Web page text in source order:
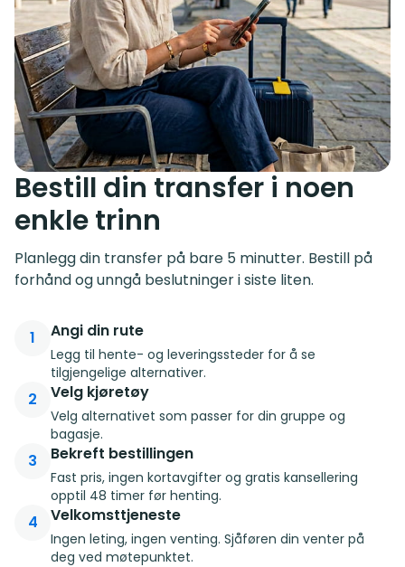
Bestill din transfer i noen
enkle trinn
Planlegg din transfer på bare 5 minutter. Bestill på
forhånd og unngå beslutninger i siste liten.
1 Angi din rute
Legg til hente- og leveringssteder for å se
tilgjengelige alternativer.
2 Velg kjøretøy
Velg alternativet som passer for din gruppe og
bagasje.
3 Bekreft bestillingen
Fast pris, ingen kortavgifter og gratis kansellering
opptil 48 timer før henting.
4 Velkomsttjeneste
Ingen leting, ingen venting. Sjåføren din venter på
deg ved møtepunktet.